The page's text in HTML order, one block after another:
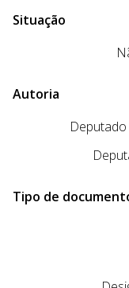
Situação
Autoria
Tipo de